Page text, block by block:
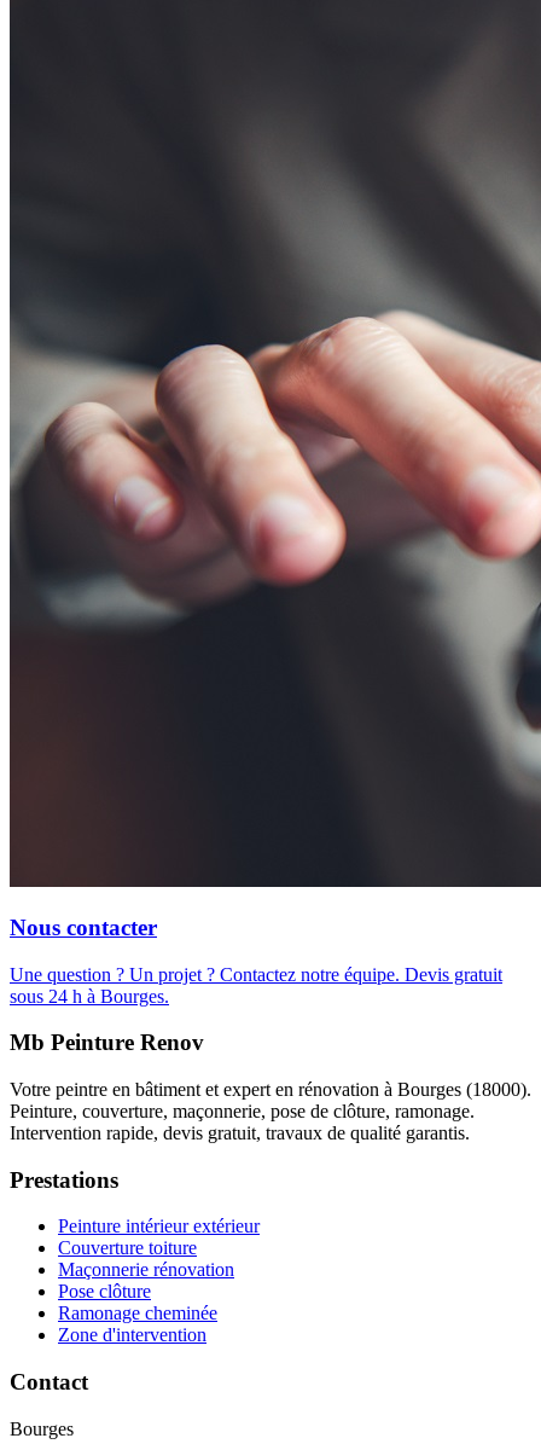
Nous contacter
Une question ? Un projet ? Contactez notre équipe. Devis gratuit
sous 24 h à Bourges.
Mb Peinture Renov
Votre peintre en bâtiment et expert en rénovation à Bourges (18000).
Peinture, couverture, maçonnerie, pose de clôture, ramonage.
Intervention rapide, devis gratuit, travaux de qualité garantis.
Prestations
Peinture intérieur extérieur
Couverture toiture
Maçonnerie rénovation
Pose clôture
Ramonage cheminée
Zone d'intervention
Contact
Bourges